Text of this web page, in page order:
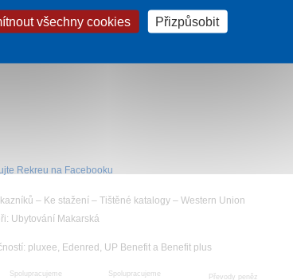
Rekreu na Facebooku
– Ke stažení – Tištěné katalogy– Western Union
: Ubytování Makarská
: pluxee, Edenred, UP Benefit a Benefit plus
Spolupracujeme Spolupracujeme Převody peněz
všechny cookies Přizpůsobit